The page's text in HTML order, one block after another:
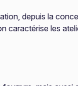
depuis la
caractérise les